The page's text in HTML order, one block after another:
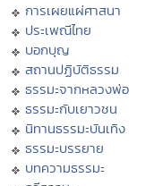
การเผยแผ่ศาสนา
ประเพณีไทย
บอกบุญ
สถานปฏิบัติธรรม
ธรรมะจากหลวงพ่อ
ธรรมะกับเยาวชน
นิทานธรรมะบันเทิง
ธรรมะบรรยาย
บทความธรรมะ